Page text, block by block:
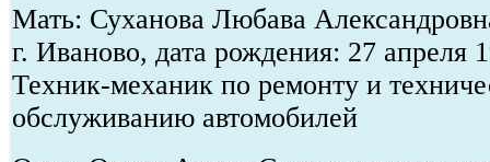
Мать: Суханова Любава
г. Иваново, дата рождения: 27 апреля
Техник-механик по ремонту и
обслуживанию автомобилей